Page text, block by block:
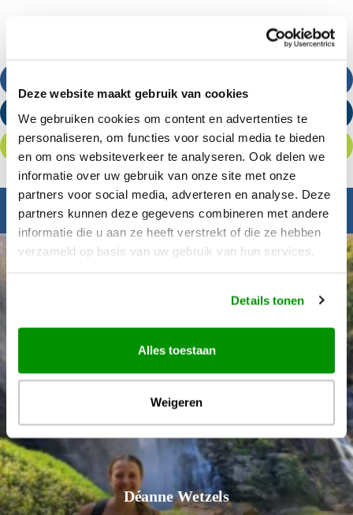
Deze website maakt gebruik van cookies
We gebruiken cookies om content en advertenties te
personaliseren, om functies voor social media te bieden
en om ons websiteverkeer te analyseren. Ook delen we
informatie over uw gebruik van onze site met onze
partners voor social media, adverteren en analyse. Deze
partners kunnen deze gegevens combineren met andere
informatie die u aan ze heeft verstrekt of die ze hebben
verzameld op basis van uw gebruik van hun services.
Details tonen
Alles toestaan
Weigeren
Stuur een e-mail
Offerte aanvragen
Inspiratie nodig?
Déanne Wetzels